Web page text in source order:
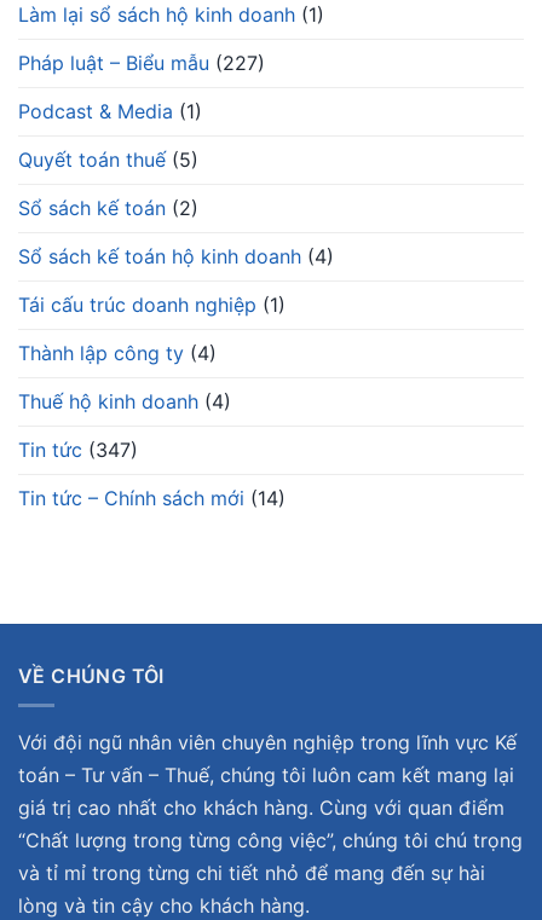
Làm lại sổ sách hộ kinh doanh (1)
Pháp luật – Biểu mẫu (227)
Podcast & Media (1)
Quyết toán thuế(5)
Sổ sách kế toán (2)
Sổ sách kế toán hộ kinh doanh (4)
Tái cấu trúc doanh nghiệp (1)
Thành lập công ty (4)
Thuế hộ kinh doanh (4)
Tin tức (347)
Tin tức – Chính sách mới (14)
VỀ CHÚNG TÔI
Với đội ngũ nhân viên chuyên nghiệp trong lĩnh vực Kế
toán – Tư vấn – Thuế, chúng tôi luôn cam kết mang lại
giá trị cao nhất cho khách hàng. Cùng với quan điểm
“Chất lượng trong từng công việc”, chúng tôi chú trọng
và tỉ mỉ trong từng chi tiết nhỏ để mang đến sự hài
lòng và tin cậy cho khách hàng.